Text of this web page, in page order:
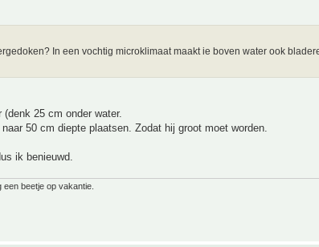
In een vochtig microklimaat maakt ie boven water ook
(denk 25 cm onder water.
50 cm diepte plaatsen. Zodat hij groot moet worden.
ik benieuwd.
een beetje op vakantie.